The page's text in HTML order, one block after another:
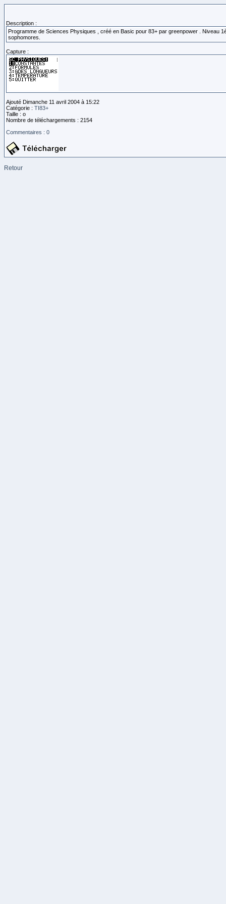
Description :
Programme de Sciences Physiques , créé en Basic pour 83+ par greenpower . Niveau
sophomores.
Capture :
Ajouté Dimanche 11 avril 2004 à 15:22
Catégorie : TI83+
Taille : o
Nombre de téléchargements : 2154
Commentaires : 0
Retour